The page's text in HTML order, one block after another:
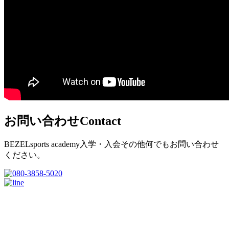
お問い合わせContact
BEZELsports academy入学・入会その他何でもお問い合わせ
ください。